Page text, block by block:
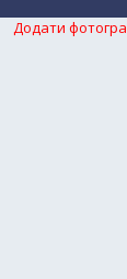
Додати